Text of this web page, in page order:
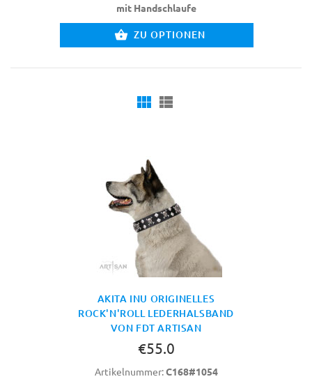
mit Handschlaufe
ZU OPTIONEN
AKITA INU ORIGINELLES
ROCK'N'ROLL LEDERHALSBAND
VON FDT ARTISAN
€55.0
Artikelnummer:C168#1054